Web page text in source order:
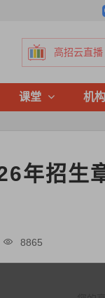
高招云直播
课堂 机构
年招生
8865